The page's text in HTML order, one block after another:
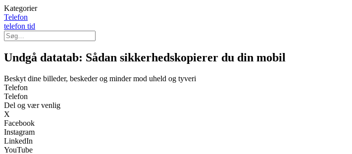
Kategorier
Telefon
telefon tid
Undgå datatab: Sådan sikkerhedskopierer du din mobil
Beskyt dine billeder, beskeder og minder mod uheld og tyveri
Telefon
Telefon
Del og vær venlig
X
Facebook
Instagram
LinkedIn
YouTube